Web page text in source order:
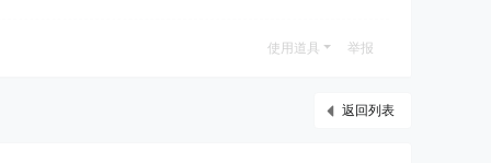
使用道具 举报
返回列表